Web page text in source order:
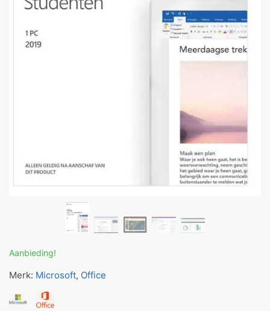
Aanbieding!
Merk: Microsoft, Office